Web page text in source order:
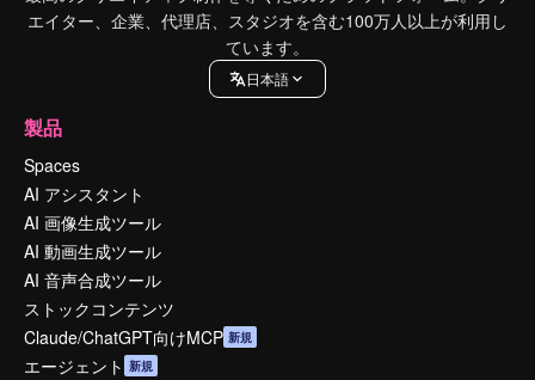
エイター、企業、代理店、スタジオを含む100万人以上が利用し
ています。
日本語
製品
Spaces
AI アシスタント
AI 画像生成ツール
AI 動画生成ツール
AI 音声合成ツール
ストックコンテンツ
Claude/ChatGPT向けMCP 新規
エージェント 新規